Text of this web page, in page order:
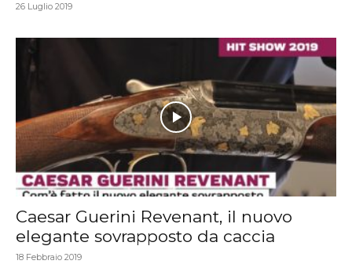
26 Luglio 2019
Caesar Guerini Revenant, il nuovo
elegante sovrapposto da caccia
18 Febbraio 2019